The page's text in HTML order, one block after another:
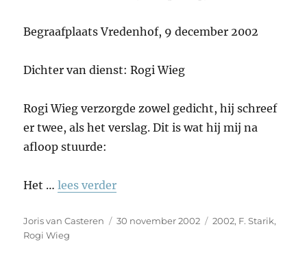
Begraafplaats Vredenhof, 9 december 2002
Dichter van dienst: Rogi Wieg
Rogi Wieg verzorgde zowel gedicht, hij schreef
er twee, als het verslag. Dit is wat hij mij na
afloop stuurde:
Het …lees verder
Auteur
Joris van Casteren
Geplaatst
30 november 2002 Tags
2002, F. Starik,
Rogi Wieg